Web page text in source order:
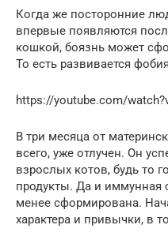
Когда же посторонние
впервые появляются
кошкой, боязнь может
То есть развивается
https://youtube.com/
В три месяца от
всего, уже отлучен. Он
взрослых котов, будь то
продукты. Да и иммунная
менее сформирована.
характера и привычки, в